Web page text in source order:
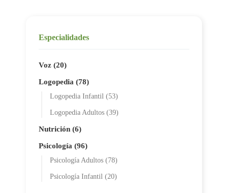
Especialidades
Voz (20)
Logopedia (78)
Logopedia Infantil (53)
Logopedia Adultos (39)
Nutrición (6)
Psicología (96)
Psicología Adultos (78)
Psicología Infantil (20)